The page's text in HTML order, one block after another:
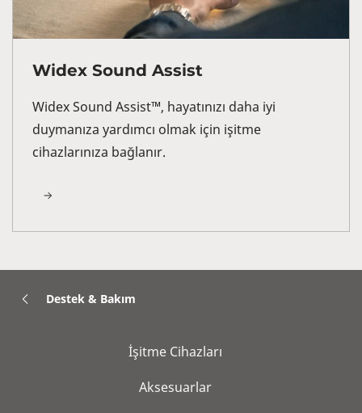
Widex Sound Assist
Widex Sound Assist™, hayatınızı daha iyi
duymanıza yardımcı olmak için işitme
cihazlarınıza bağlanır.
Destek & Bakım
İşitme Cihazları
Aksesuarlar